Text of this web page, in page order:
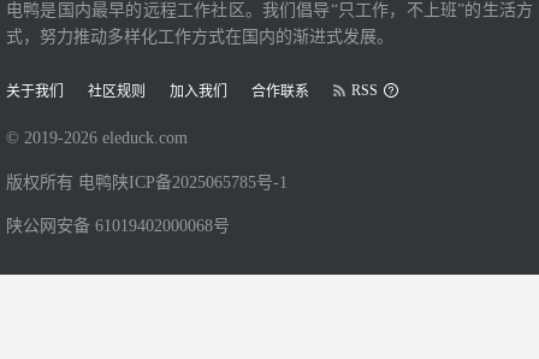
电鸭是国内最早的远程工作社区。我们倡导“只工作，不上班”的生活方
式，努力推动多样化工作方式在国内的渐进式发展。
关于我们 社区规则 加入我们 合作联系 RSS
© 2019-2026 eleduck.com
版权所有 电鸭 陕ICP备2025065785号-1
陕公网安备 61019402000068号